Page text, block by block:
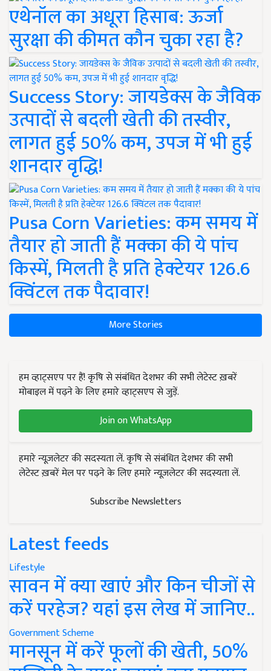
एथेनॉल का अधूरा हिसाब: ऊर्जा
सुरक्षा की कीमत कौन चुका रहा है?
Success Story: जायडेक्स के जैविक
उत्पादों से बदली खेती की तस्वीर,
लागत हुई 50% कम, उपज में भी हुई
शानदार वृद्धि!
Pusa Corn Varieties: कम समय में
तैयार हो जाती हैं मक्का की ये पांच
किस्में, मिलती है प्रति हेक्टेयर 126.6
क्विंटल तक पैदावार!
More Stories
हम व्हाट्सएप पर हैं! कृषि से संबंधित देशभर की सभी लेटेस्ट ख़बरें
मोबाइल में पढ़ने के लिए हमारे व्हाट्सएप से जुड़ें.
Join on WhatsApp
हमारे न्यूज़लेटर की सदस्यता लें. कृषि से संबंधित देशभर की सभी
लेटेस्ट ख़बरें मेल पर पढ़ने के लिए हमारे न्यूज़लेटर की सदस्यता लें.
Subscribe Newsletters
Latest feeds
Lifestyle
सावन में क्या खाएं और किन चीजों से
करें परहेज? यहां इस लेख में जानिए..
Government Scheme
मानसून में करें फूलों की खेती, 50%